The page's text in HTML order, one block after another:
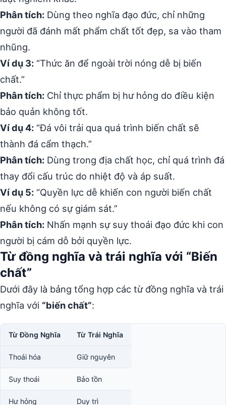
Phân tích: Dùng theo nghĩa đạo đức, chỉ những
người đã đánh mất phẩm chất tốt đẹp, sa vào tham
nhũng.
Ví dụ 3: “Thức ăn để ngoài trời nóng dễ bị biến
chất.”
Phân tích: Chỉ thực phẩm bị hư hỏng do điều kiện
bảo quản không tốt.
Ví dụ 4: “Đá vôi trải qua quá trình biến chất sẽ
thành đá cẩm thạch.”
Phân tích: Dùng trong địa chất học, chỉ quá trình đá
thay đổi cấu trúc do nhiệt độ và áp suất.
Ví dụ 5: “Quyền lực dễ khiến con người biến chất
nếu không có sự giám sát.”
Phân tích: Nhấn mạnh sự suy thoái đạo đức khi con
người bị cám dỗ bởi quyền lực.
Từ đồng nghĩa và trái nghĩa với “Biến
chất”
Dưới đây là bảng tổng hợp các từ đồng nghĩa và trái
nghĩa với “biến chất”:
Từ Đồng Nghĩa Từ Trái Nghĩa
Thoái hóa Giữ nguyên
Suy thoái Bảo tồn
Hư hỏng Duy trì